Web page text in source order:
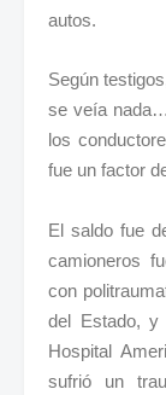
autos.
Según
se veía
los
fue un factor
El saldo fue
camioneros
con
del Estado, y
Hospital
sufrió un